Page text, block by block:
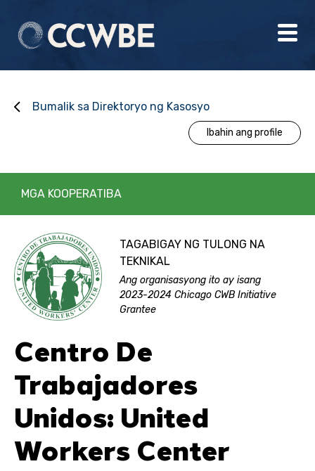
Bumalik sa Direktoryo ng Kasosyo
Ibahin ang profile
MGA KOOPERATIBA
TAGABIGAY NG TULONG NA
TEKNIKAL
Ang organisasyong ito ay isang
2023-2024 Chicago CWB Initiative
Grantee
Centro De
Trabajadores
Unidos: United
Workers Center